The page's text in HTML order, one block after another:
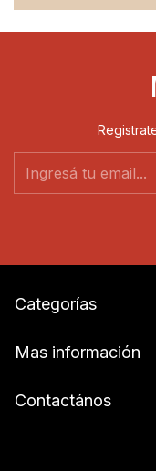
Categorías
Mas información
Contactános